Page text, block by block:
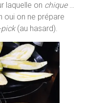
laquelle on chique …
oui on ne prépare
pick (au hasard).